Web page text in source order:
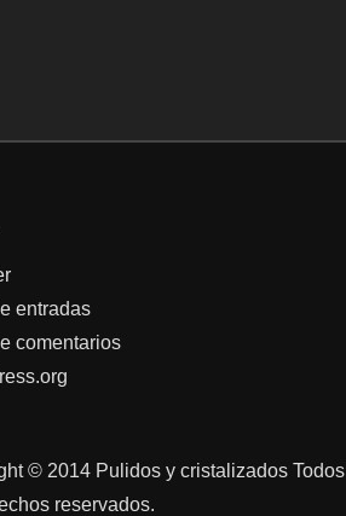
entradas
comentarios
© 2014 Pulidos y cristalizados Todos
reservados.